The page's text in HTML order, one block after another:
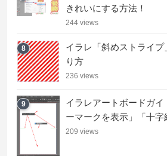
きれいにする方法！
244 views
8
イラレ「斜めストライ
り方
236 views
9
イラレアートボードガ
ーマークを表示」「十
209 views